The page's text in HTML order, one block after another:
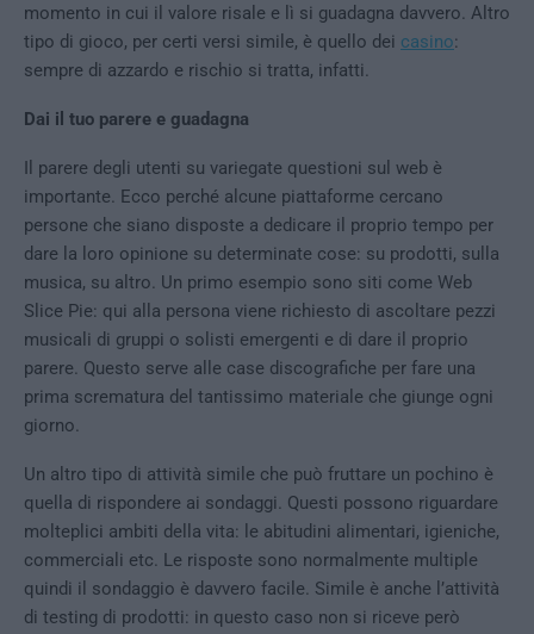
momento in cui il valore risale e lì si guadagna davvero. Altro
tipo di gioco, per certi versi simile, è quello dei casino:
sempre di azzardo e rischio si tratta, infatti.
Dai il tuo parere e guadagna
Il parere degli utenti su variegate questioni sul web è
importante. Ecco perché alcune piattaforme cercano
persone che siano disposte a dedicare il proprio tempo per
dare la loro opinione su determinate cose: su prodotti, sulla
musica, su altro. Un primo esempio sono siti come Web
Slice Pie: qui alla persona viene richiesto di ascoltare pezzi
musicali di gruppi o solisti emergenti e di dare il proprio
parere. Questo serve alle case discografiche per fare una
prima scrematura del tantissimo materiale che giunge ogni
giorno.
Un altro tipo di attività simile che può fruttare un pochino è
quella di rispondere ai sondaggi. Questi possono riguardare
molteplici ambiti della vita: le abitudini alimentari, igieniche,
commerciali etc. Le risposte sono normalmente multiple
quindi il sondaggio è davvero facile. Simile è anche l’attività
di testing di prodotti: in questo caso non si riceve però